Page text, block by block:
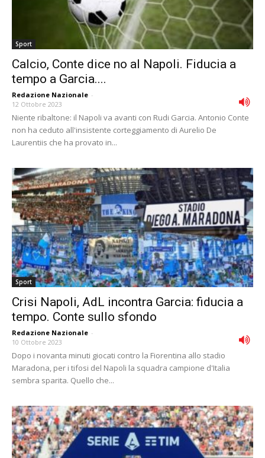
Sport
Calcio, Conte dice no al Napoli. Fiducia a
tempo a Garcia....
Redazione Nazionale -
12 Ottobre 2023
Niente ribaltone: il Napoli va avanti con Rudi Garcia. Antonio Conte
non ha ceduto all'insistente corteggiamento di Aurelio De
Laurentiis che ha provato in...
Sport
Crisi Napoli, AdL incontra Garcia: fiducia a
tempo. Conte sullo sfondo
Redazione Nazionale -
10 Ottobre 2023
Dopo i novanta minuti giocati contro la Fiorentina allo stadio
Maradona, per i tifosi del Napoli la squadra campione d'Italia
sembra sparita. Quello che...